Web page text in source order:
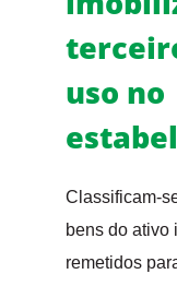
uso no
Classificam-
bens do ativo
remetidos